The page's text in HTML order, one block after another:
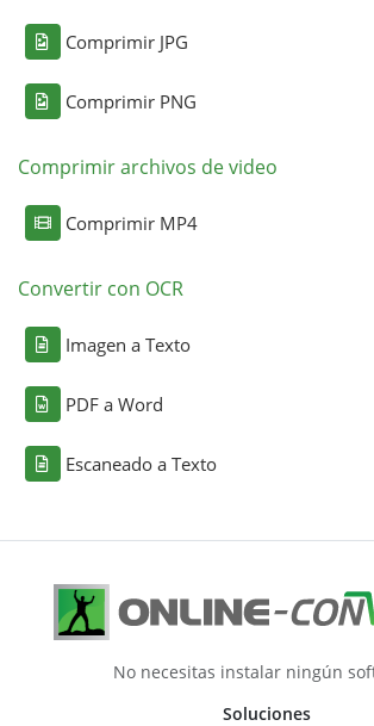
Comprimir JPG
Comprimir PNG
Comprimir archivos de video
Comprimir MP4
Convertir con OCR
Imagen a Texto
PDF a Word
Escaneado a Texto
No necesitas instalar ningún
Soluciones